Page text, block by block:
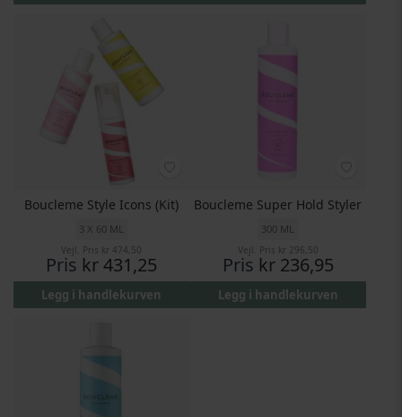
Boucleme Style Icons (Kit)
3 X 60 ML
Vejl. Pris kr 474,50
Pris kr 431,25
Legg i handlekurven
Boucleme Super Hold Styler
300 ML
Vejl. Pris kr 296,50
Pris kr 236,95
Legg i handlekurven